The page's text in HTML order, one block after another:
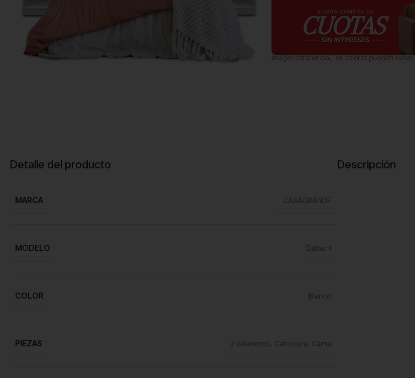
Imágen referencial, los colores pueden variar.
Detalle del producto
MARCA CASAGRANDE
MODELO Dallas II
COLOR Blanco
PIEZAS 2 veladores, Cabecera, Cama
Descripción